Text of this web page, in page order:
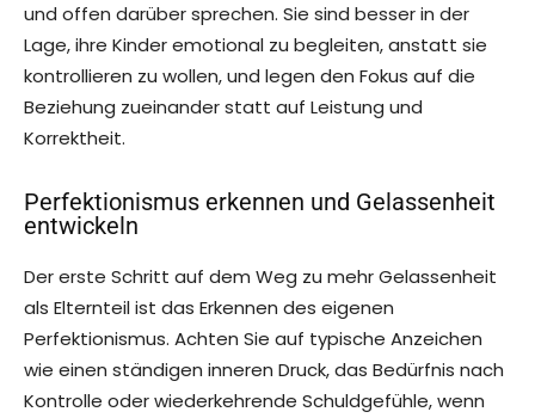
und offen darüber sprechen. Sie sind besser in der
Lage, ihre Kinder emotional zu begleiten, anstatt sie
kontrollieren zu wollen, und legen den Fokus auf die
Beziehung zueinander statt auf Leistung und
Korrektheit.
Perfektionismus erkennen und Gelassenheit
entwickeln
Der erste Schritt auf dem Weg zu mehr Gelassenheit
als Elternteil ist das Erkennen des eigenen
Perfektionismus. Achten Sie auf typische Anzeichen
wie einen ständigen inneren Druck, das Bedürfnis nach
Kontrolle oder wiederkehrende Schuldgefühle, wenn